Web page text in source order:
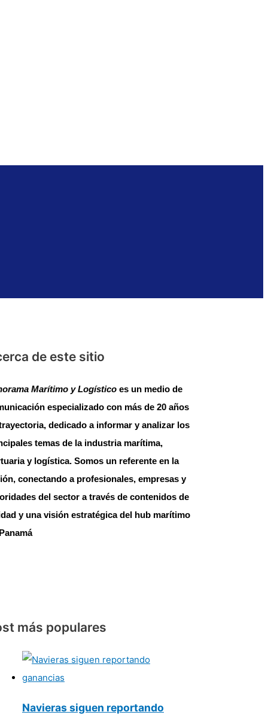
de este sitio
Marítimo y Logístico es un medio de
especializado con más de 20 años
dedicado a informar y analizar los
temas de la industria marítima,
y logística. Somos un referente en la
conectando a profesionales, empresas y
del sector a través de contenidos de
y una visión estratégica del hub marítimo
más populares
Navieras siguen reportando